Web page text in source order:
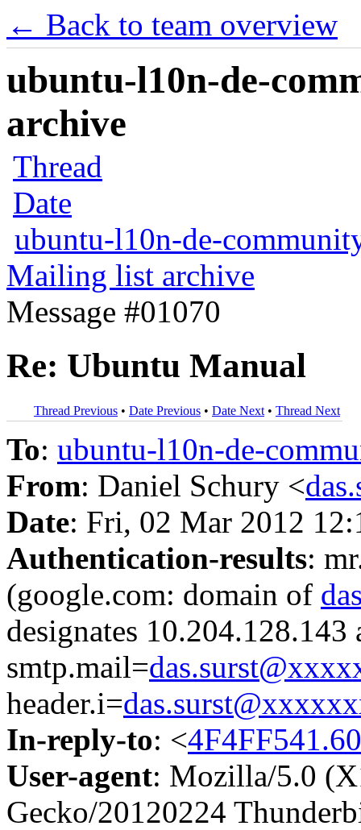
← Back to team overview
ubuntu-l10n-de-
archive
Thread
Date
ubuntu-l10n-de-
Mailing list archive
Message #01070
Re: Ubuntu Manual
Thread Previous • Date Previous • Date Next • Thread Next
To: ubuntu-l10n-de-
From: Daniel Schury <
Date: Fri, 02 Mar 2012
Authentication-results:
(google.com: domain of
designates 10.204.128.143
smtp.mail=
header.i=
In-reply-to: <
User-agent: Mozilla/5.0
Gecko/20120224